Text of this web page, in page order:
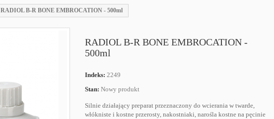
RADIOL B-R BONE EMBROCATION - 500ml
RADIOL B-R BONE EMBROCATION -
500ml
Indeks: 2249
Stan: Nowy produkt
Silnie działający preparat przeznaczony do wcierania w twarde,
włókniste i kostne przerosty, nakostniaki, narośla kostne na pęcinie